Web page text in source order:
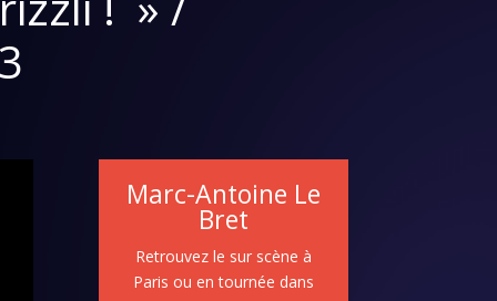
Marc-Antoine Le
Bret
Retrouvez le sur scène à
Paris ou en tournée dans